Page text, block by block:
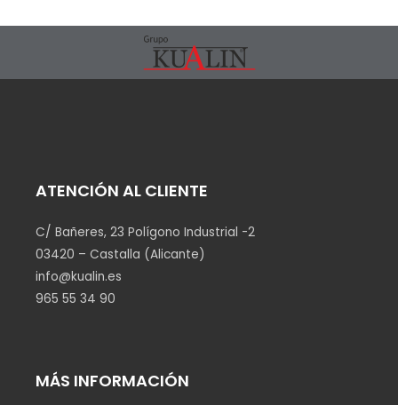
ATENCIÓN AL CLIENTE
C/ Bañeres, 23 Polígono Industrial -2
03420 – Castalla (Alicante)
info@kualin.es
965 55 34 90
MÁS INFORMACIÓN